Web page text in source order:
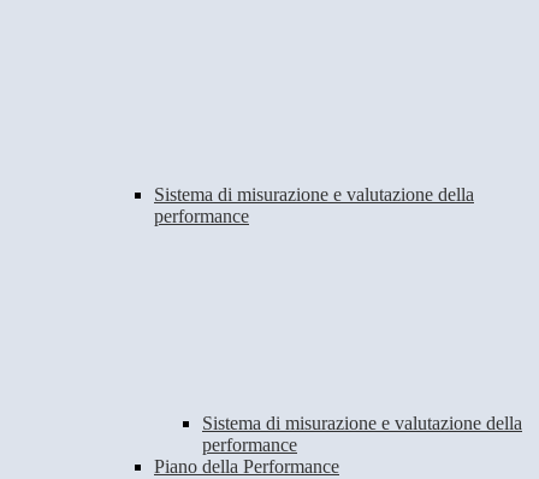
Sistema di misurazione e valutazione della
performance
Sistema di misurazione e valutazione della
performance
Piano della Performance